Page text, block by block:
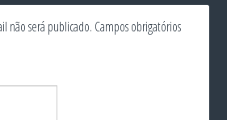
não será publicado. Campos obrigatórios